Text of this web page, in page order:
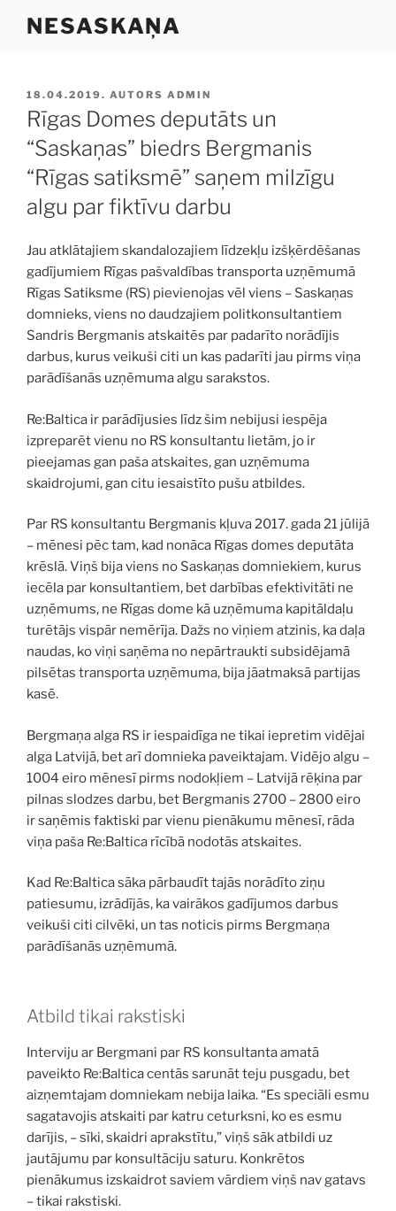
NESASKAŅA
PUBLICĒTS
18.04.2019. AUTORS ADMIN
Rīgas Domes deputāts un
“Saskaņas” biedrs Bergmanis
“Rīgas satiksmē” saņem milzīgu
algu par fiktīvu darbu
Jau atklātajiem skandalozajiem līdzekļu izšķērdēšanas
gadījumiem Rīgas pašvaldības transporta uzņēmumā
Rīgas Satiksme (RS) pievienojas vēl viens – Saskaņas
domnieks, viens no daudzajiem politkonsultantiem
Sandris Bergmanis atskaitēs par padarīto norādījis
darbus, kurus veikuši citi un kas padarīti jau pirms viņa
parādīšanās uzņēmuma algu sarakstos.
Re:Baltica ir parādījusies līdz šim nebijusi iespēja
izpreparēt vienu no RS konsultantu lietām, jo ir
pieejamas gan paša atskaites, gan uzņēmuma
skaidrojumi, gan citu iesaistīto pušu atbildes.
Par RS konsultantu Bergmanis kļuva 2017. gada 21 jūlijā
– mēnesi pēc tam, kad nonāca Rīgas domes deputāta
krēslā. Viņš bija viens no Saskaņas domniekiem, kurus
iecēla par konsultantiem, bet darbības efektivitāti ne
uzņēmums, ne Rīgas dome kā uzņēmuma kapitāldaļu
turētājs vispār nemērīja. Dažs no viņiem atzinis, ka daļa
naudas, ko viņi saņēma no nepārtraukti subsidējamā
pilsētas transporta uzņēmuma, bija jāatmaksā partijas
kasē.
Bergmaņa alga RS ir iespaidīga ne tikai iepretim vidējai
alga Latvijā, bet arī domnieka paveiktajam. Vidējo algu –
1004 eiro mēnesī pirms nodokļiem – Latvijā rēķina par
pilnas slodzes darbu, bet Bergmanis 2700 – 2800 eiro
ir saņēmis faktiski par vienu pienākumu mēnesī, rāda
viņa paša Re:Baltica rīcībā nodotās atskaites.
Kad Re:Baltica sāka pārbaudīt tajās norādīto ziņu
patiesumu, izrādījās, ka vairākos gadījumos darbus
veikuši citi cilvēki, un tas noticis pirms Bergmaņa
parādīšanās uzņēmumā.
Atbild tikai rakstiski
Interviju ar Bergmani par RS konsultanta amatā
paveikto Re:Baltica centās sarunāt teju pusgadu, bet
aizņemtajam domniekam nebija laika. “Es speciāli esmu
sagatavojis atskaiti par katru ceturksni, ko es esmu
darījis, – sīki, skaidri aprakstītu,” viņš sāk atbildi uz
jautājumu par konsultāciju saturu. Konkrētos
pienākumus izskaidrot saviem vārdiem viņš nav gatavs
– tikai rakstiski.